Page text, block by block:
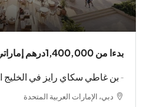
بدءا من1,400,000درهم إماراتي
- بن غاطي سكاي رايز في الخليج
دبي، الإمارات العربية المتحدة